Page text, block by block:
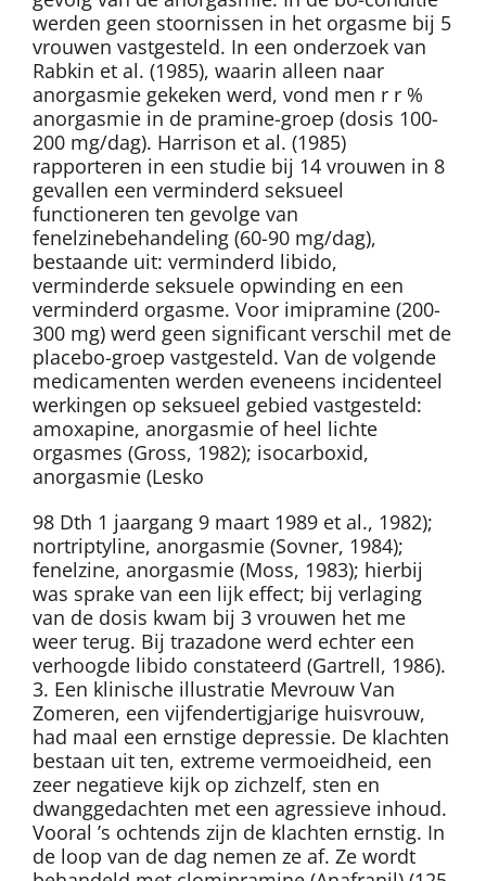
werden geen stoornissen in het orgasme bij 5
vrouwen vastgesteld. In een onderzoek van
Rabkin et al. (1985), waarin alleen naar
anorgasmie gekeken werd, vond men r r %
anorgasmie in de pramine-groep (dosis 100-
200 mg/dag). Harrison et al. (1985)
rapporteren in een studie bij 14 vrouwen in 8
gevallen een verminderd seksueel
functioneren ten gevolge van
fenelzinebehandeling (60-90 mg/dag),
bestaande uit: verminderd libido,
verminderde seksuele opwinding en een
verminderd orgasme. Voor imipramine (200-
300 mg) werd geen significant verschil met de
placebo-groep vastgesteld. Van de volgende
medicamenten werden eveneens incidenteel
werkingen op seksueel gebied vastgesteld:
amoxapine, anorgasmie of heel lichte
orgasmes (Gross, 1982); isocarboxid,
anorgasmie (Lesko
98 Dth 1 jaargang 9 maart 1989 et al., 1982);
nortriptyline, anorgasmie (Sovner, 1984);
fenelzine, anorgasmie (Moss, 1983); hierbij
was sprake van een lijk effect; bij verlaging
van de dosis kwam bij 3 vrouwen het me
weer terug. Bij trazadone werd echter een
verhoogde libido constateerd (Gartrell, 1986).
3. Een klinische illustratie Mevrouw Van
Zomeren, een vijfendertigjarige huisvrouw,
had maal een ernstige depressie. De klachten
bestaan uit ten, extreme vermoeidheid, een
zeer negatieve kijk op zichzelf, sten en
dwanggedachten met een agressieve inhoud.
Vooral ’s ochtends zijn de klachten ernstig. In
de loop van de dag nemen ze af. Ze wordt